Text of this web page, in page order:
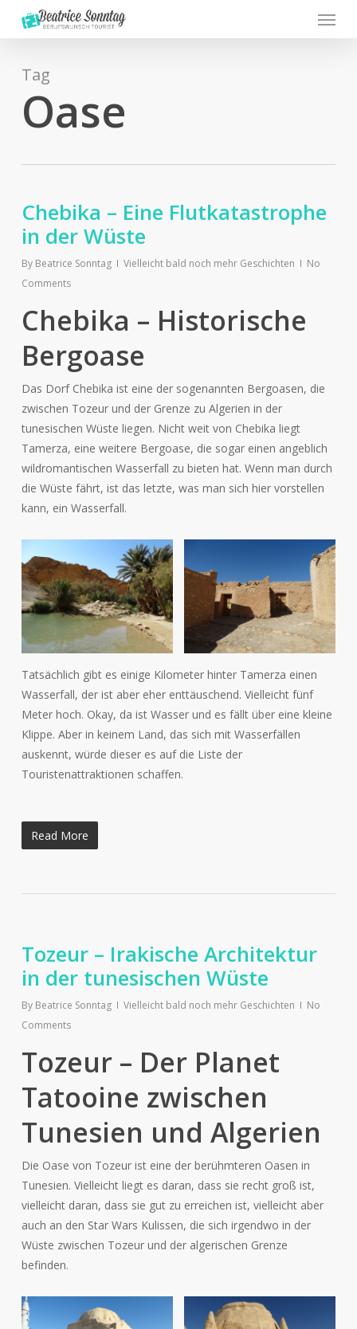
content
Menu
Tag
Oase
Chebika – Eine Flutkatastrophe
in der Wüste
By Beatrice Sonntag Vielleicht bald noch mehr Geschichten
No
Comments
Chebika – Historische
Bergoase
Das Dorf Chebika ist eine der sogenannten Bergoasen, die
zwischen Tozeur und der Grenze zu Algerien in der
tunesischen Wüste liegen. Nicht weit von Chebika liegt
Tamerza, eine weitere Bergoase, die sogar einen angeblich
wildromantischen Wasserfall zu bieten hat. Wenn man durch
die Wüste fährt, ist das letzte, was man sich hier vorstellen
kann, ein Wasserfall.
Tatsächlich gibt es einige Kilometer hinter Tamerza einen
Wasserfall, der ist aber eher enttäuschend. Vielleicht fünf
Meter hoch. Okay, da ist Wasser und es fällt über eine kleine
Klippe. Aber in keinem Land, das sich mit Wasserfällen
auskennt, würde dieser es auf die Liste der
Touristenattraktionen schaffen.
Read More
Tozeur – Irakische Architektur
in der tunesischen Wüste
By Beatrice Sonntag Vielleicht bald noch mehr Geschichten
No
Comments
Tozeur – Der Planet
Tatooine zwischen
Tunesien und Algerien
Die Oase von Tozeur ist eine der berühmteren Oasen in
Tunesien. Vielleicht liegt es daran, dass sie recht groß ist,
vielleicht daran, dass sie gut zu erreichen ist, vielleicht aber
auch an den Star Wars Kulissen, die sich irgendwo in der
Wüste zwischen Tozeur und der algerischen Grenze
befinden.